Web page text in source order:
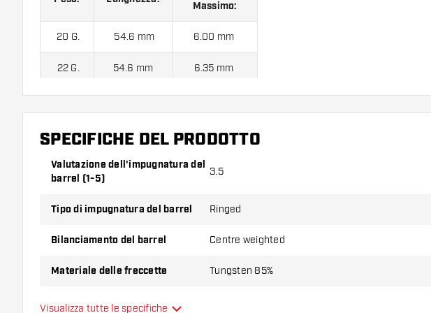
Massimo:
20 G. 54.6 mm 6.00 mm
22 G. 54.6 mm 6.35 mm
24 G. 54.6 mm 6.45 mm
Red Dragon Javelin 85% contiene: 3 barrel, 3 alette e 3 astine.
SPECIFICHE DEL PRODOTTO
Valutazione dell'impugnatura del
barrel (1-5)
3.5
Tipo di impugnatura del barrel Ringed
Bilanciamento del barrel Centre weighted
Materiale delle freccette Tungsten 85%
Visualizza tutte le specifiche